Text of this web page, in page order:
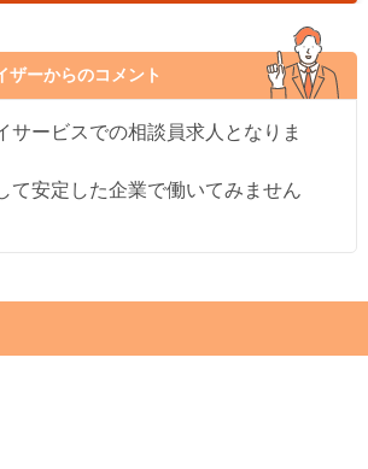
ザーからのコメント
サービスでの相談員求人となりま
て安定した企業で働いてみません